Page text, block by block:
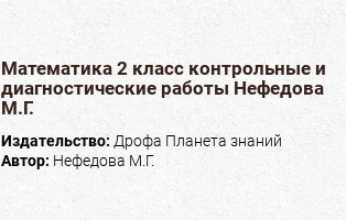
Математика 2 класс контрольные и
диагностические работы Нефедова
М.Г.
Издательство: Дрофа Планета знаний
Автор: Нефедова М.Г.